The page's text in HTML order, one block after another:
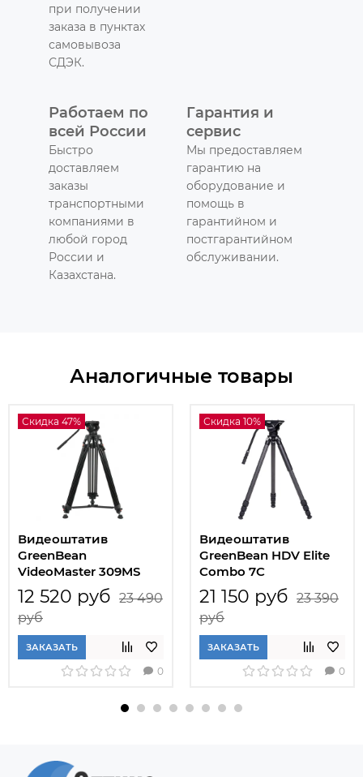
при получении
заказа в пунктах
самовывоза
СДЭК.
Работаем по
всей России
Быстро
доставляем
заказы
транспортными
компаниями в
любой город
России и
Казахстана.
Гарантия и
сервис
Мы предоставляем
гарантию на
оборудование и
помощь в
гарантийном и
постгарантийном
обслуживании.
Аналогичные товары
Скидка 47%
Видеоштатив
GreenBean
VideoMaster 309MS
12 520 руб 23 490
руб
ЗАКАЗАТЬ
0
Скидка 10%
Видеоштатив
GreenBean HDV Elite
Combo 7C
21 150 руб 23 390
руб
ЗАКАЗАТЬ
0